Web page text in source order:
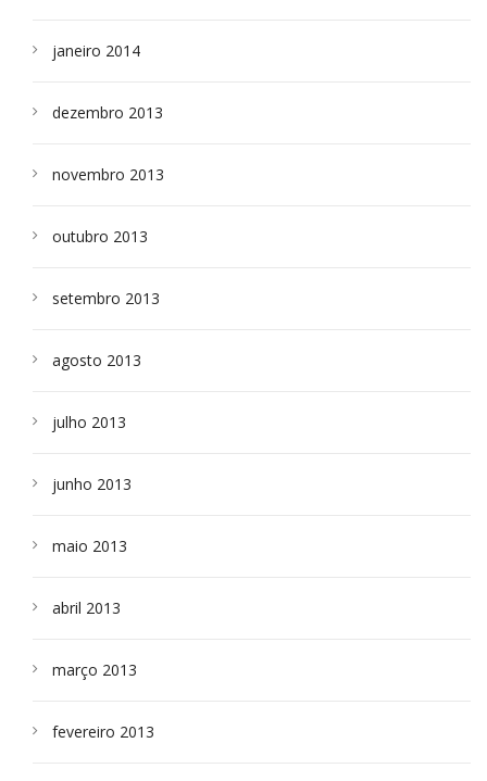
janeiro 2014
dezembro 2013
novembro 2013
outubro 2013
setembro 2013
agosto 2013
julho 2013
junho 2013
maio 2013
abril 2013
março 2013
fevereiro 2013